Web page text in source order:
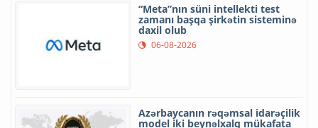
“Meta”nın süni intellekti test
zamanı başqa şirkətin sisteminə
daxil olub
06-08-2026
Azərbaycanın rəqəmsal idarəçilik
model iki beynəlxalq mükafata